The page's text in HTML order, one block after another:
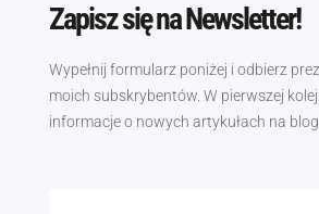
Zapisz się na Newsletter!
Wypełnij formularz poniżej i odbierz
moich subskrybentów. W pierwszej
informacje o nowych artykułach na